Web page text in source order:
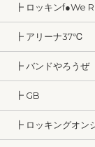
┣ ロッキンf●We
┣ アリーナ37℃
┣ バンドやろうぜ
┣ GB
┣ ロッキングオン